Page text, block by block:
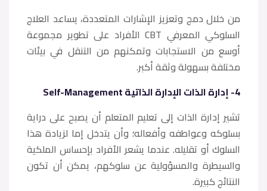
من خلال دمج وتعزيز الإشارات المتعددة، يساعد العلاج
السلوكي المعرفي CBT الأفراد على تطوير مجموعة
أوسع من الاستجابات وتمكنهم من التنقل في بيئات
مختلفة بسهولة وثقة أكبر.
4- إدارة الذات الإدارة الذاتية Self-Management
تشير إدارة الذات إلى تعليم المتعلم أن يصبح على دراية
بسلوكه وعواطفه وأفعاله؛ وأن يتدخل إما لزيادة هذا
السلوك أو تقليله. عندما يشعر الأفراد بإحساس الملكية
والسيطرة والمسؤولية عن سلوكهم، يمكن أن تكون
النتائج كبيرة.